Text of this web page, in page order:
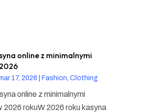
online z minimalnymi
17, 2026 Fashion, Clothing
online z minimalnymi
2026 rokuW 2026 roku kasyna